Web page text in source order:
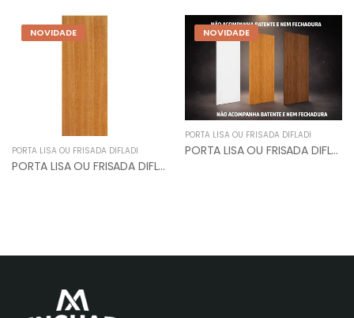
NOVIDADE
PORTA LISA OU FRISADA DIFLADI
PORTA LISA OU FRISADA DIFLADI
NOVIDADE
PORTA LISA OU FRISADA DIFLADI
PORTA LISA OU FRISADA DIFLADI